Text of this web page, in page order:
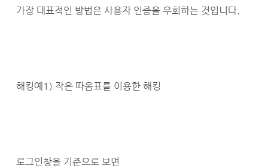
가장 대표적인 방법은 사용자 인증을 우회하는 것입니다.
해킹예1) 작은 따옴표를 이용한 해킹
로그인창을 기준으로 보면